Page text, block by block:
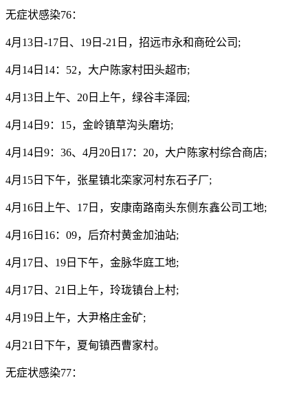
无症状感染76：
4月13日-17日、19日-21日，招远市永和商砼公司;
4月14日14：52，大户陈家村田头超市;
4月13日上午、20日上午，绿谷丰泽园;
4月14日9：15，金岭镇草沟头磨坊;
4月14日9：36、4月20日17：20，大户陈家村综合商店;
4月15日下午，张星镇北栾家河村东石子厂;
4月16日上午、17日，安康南路南头东侧东鑫公司工地;
4月16日16：09，后夼村黄金加油站;
4月17日、19日下午，金脉华庭工地;
4月17日、21日上午，玲珑镇台上村;
4月19日上午，大尹格庄金矿;
4月21日下午，夏甸镇西曹家村。
无症状感染77：